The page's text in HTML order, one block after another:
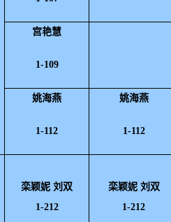
宫艳慧
1-109
姚海燕
1-112
姚海燕
1-112
栾颖妮 刘双
1-212
栾颖妮 刘双
1-212